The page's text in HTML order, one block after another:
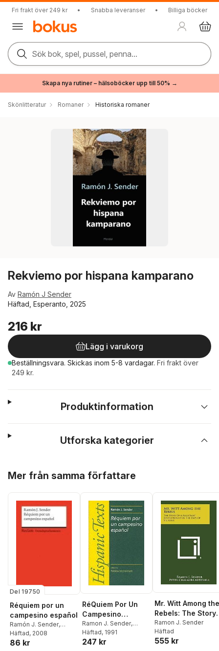
Fri frakt över 249 kr • Snabba leveranser • Billiga böcker
Sök bok, spel, pussel, penna...
Skapa nya rutiner – hälsoböcker upp till 50% →
Skönlitteratur Romaner Historiska romaner
Rekviemo por hispana kamparano
Av Ramón J Sender
Häftad, Esperanto, 2025
216 kr
Lägg i varukorg
Beställningsvara. Skickas inom 5-8 vardagar. Fri frakt över
249 kr.
Produktinformation
Utforska kategorier
Mer från samma författare
Del 19750
Réquiem por un
campesino español
Ramón J. Sender,
Patrick Saulheimer
Rosamna Pardellas
Häftad, 2008
86 kr
RéQuiem Por Un
Campesino
EspañOl
Ramon J. Sender,
Patricia McDermott
Häftad, 1991
247 kr
Mr. Witt Among the
Rebels: The Story
of a Reluctant
Revolutionist in
Days of Victoria
Ramon J. Sender
Häftad
555 kr